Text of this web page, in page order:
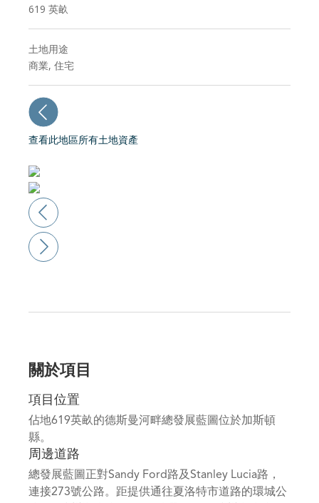
619 英畝
土地用途
商業, 住宅
查看此地區所有土地資產
關於項目
項目位置
佔地619英畝的德斯曼河畔總發展藍圖位於加斯頓
縣。
周邊道路
總發展藍圖正對Sandy Ford路及Stanley Lucia路，
連接273號公路。距提供通往夏洛特市道路的環城公